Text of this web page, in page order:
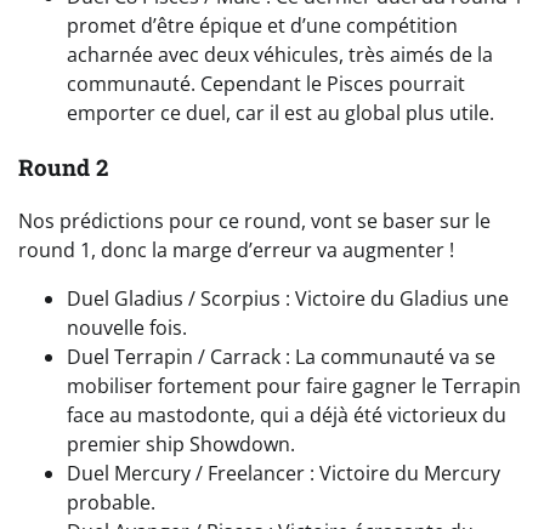
promet d’être épique et d’une compétition
acharnée avec deux véhicules, très aimés de la
communauté. Cependant le Pisces pourrait
emporter ce duel, car il est au global plus utile.
Round 2
Nos prédictions pour ce round, vont se baser sur le
round 1, donc la marge d’erreur va augmenter !
Duel Gladius / Scorpius : Victoire du Gladius une
nouvelle fois.
Duel Terrapin / Carrack : La communauté va se
mobiliser fortement pour faire gagner le Terrapin
face au mastodonte, qui a déjà été victorieux du
premier ship Showdown.
Duel Mercury / Freelancer : Victoire du Mercury
probable.